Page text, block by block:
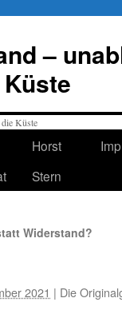
–
Horst
Stern
Widerstand?
2021 | Die